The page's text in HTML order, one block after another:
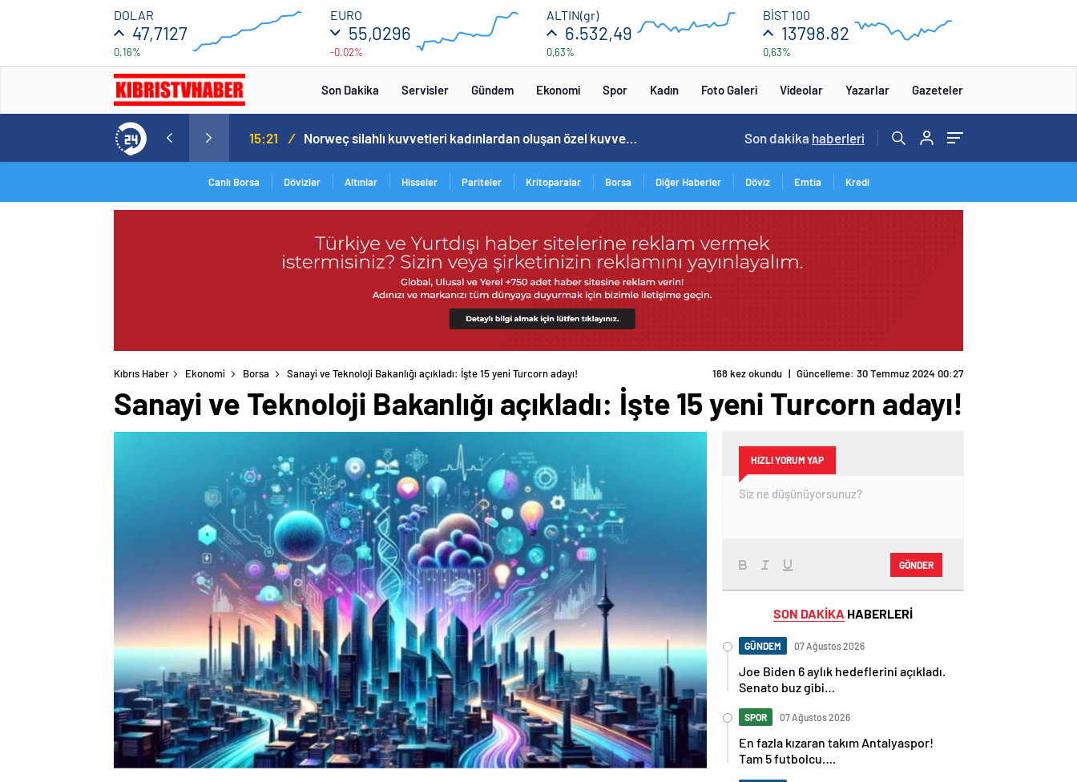
DOLAR
47,7127
0.16%
00:00 00:00
EURO
55,0296
-0.02%
00:00 00:00
ALTIN(gr)
6.532,49
0,63%
00:00 00:00
BİST 100
13798.82
0,63%
12:00
Son Dakika Servisler Gündem Ekonomi Spor Kadın Foto Galeri Videolar Yazarlar Gazeteler
Tam 5 futbolcu…. 15:21 / Norweç silahlı kuvvetleri kadınlardan oluşan özel kuvvetler eğitimlerini başlattı. 15:20 /
Son dakika haberleri
Canlı Borsa Dövizler Altınlar Hisseler Pariteler Kritoparalar Borsa Diğer Haberler Döviz Emtia Kredi
Kıbrıs Haber Ekonomi Borsa Sanayi ve Teknoloji Bakanlığı açıkladı: İşte 15 yeni Turcorn adayı! 168 kez okundu | Güncelleme: 30 Temmuz 2024 00:27
Sanayi ve Teknoloji Bakanlığı açıkladı: İşte 15 yeni Turcorn adayı!
HIZLI YORUM YAP
GÖNDER
SON DAKİKA HABERLERİ
GÜNDEM 07 Ağustos 2026
Joe Biden 6 aylık hedeflerini açıkladı.
Senato buz gibi…
SPOR 07 Ağustos 2026
En fazla kızaran takım Antalyaspor!
Tam 5 futbolcu….